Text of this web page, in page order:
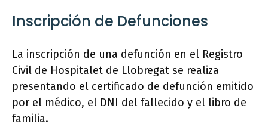
Inscripción de Defunciones
La inscripción de una defunción en el Registro
Civil de Hospitalet de Llobregat se realiza
presentando el certificado de defunción emitido
por el médico, el DNI del fallecido y el libro de
familia.